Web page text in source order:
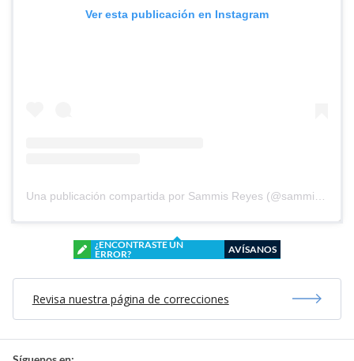
Ver esta publicación en Instagram
¿ENCONTRASTE UN
ERROR?
AVÍSANOS
Revisa nuestra página de correcciones